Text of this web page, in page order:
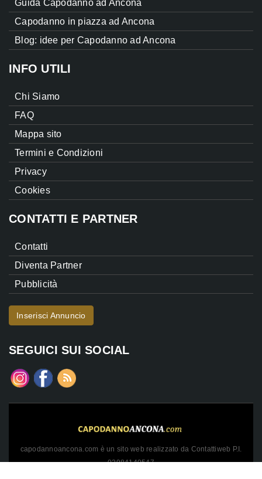
Guida Capodanno ad Ancona
Capodanno in piazza ad Ancona
Blog: idee per Capodanno ad Ancona
INFO UTILI
Chi Siamo
FAQ
Mappa sito
Termini e Condizioni
Privacy
Cookies
CONTATTI E PARTNER
Contatti
Diventa Partner
Pubblicità
Inserisci Annuncio
SEGUICI SUI SOCIAL
capodannoancona.com è un sito web realizzato da Contattiweb P.I.
02984140547